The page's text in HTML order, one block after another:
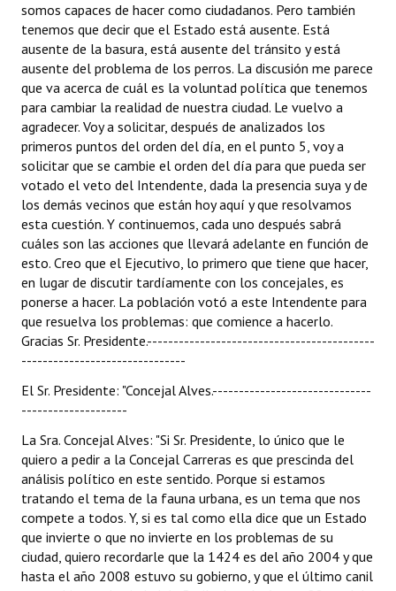
somos capaces de hacer como ciudadanos. Pero también
tenemos que decir que el Estado está ausente. Está
ausente de la basura, está ausente del tránsito y está
ausente del problema de los perros. La discusión me parece
que va acerca de cuál es la voluntad política que tenemos
para cambiar la realidad de nuestra ciudad. Le vuelvo a
agradecer. Voy a solicitar, después de analizados los
primeros puntos del orden del día, en el punto 5, voy a
solicitar que se cambie el orden del día para que pueda ser
votado el veto del Intendente, dada la presencia suya y de
los demás vecinos que están hoy aquí y que resolvamos
esta cuestión. Y continuemos, cada uno después sabrá
cuáles son las acciones que llevará adelante en función de
esto. Creo que el Ejecutivo, lo primero que tiene que hacer,
en lugar de discutir tardíamente con los concejales, es
ponerse a hacer. La población votó a este Intendente para
que resuelva los problemas: que comience a hacerlo.
Gracias Sr. Presidente.-------------------------------------------
-------------------------------
El Sr. Presidente: "Concejal Alves.------------------------------
--------------------
La Sra. Concejal Alves: "Si Sr. Presidente, lo único que le
quiero a pedir a la Concejal Carreras es que prescinda del
análisis político en este sentido. Porque si estamos
tratando el tema de la fauna urbana, es un tema que nos
compete a todos. Y, si es tal como ella dice que un Estado
que invierte o que no invierte en los problemas de su
ciudad, quiero recordarle que la 1424 es del año 2004 y que
hasta el año 2008 estuvo su gobierno, y que el último canil